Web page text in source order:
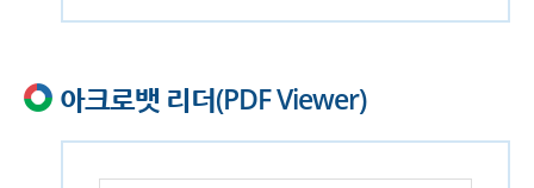
아크로뱃 리더(PDF Viewer)